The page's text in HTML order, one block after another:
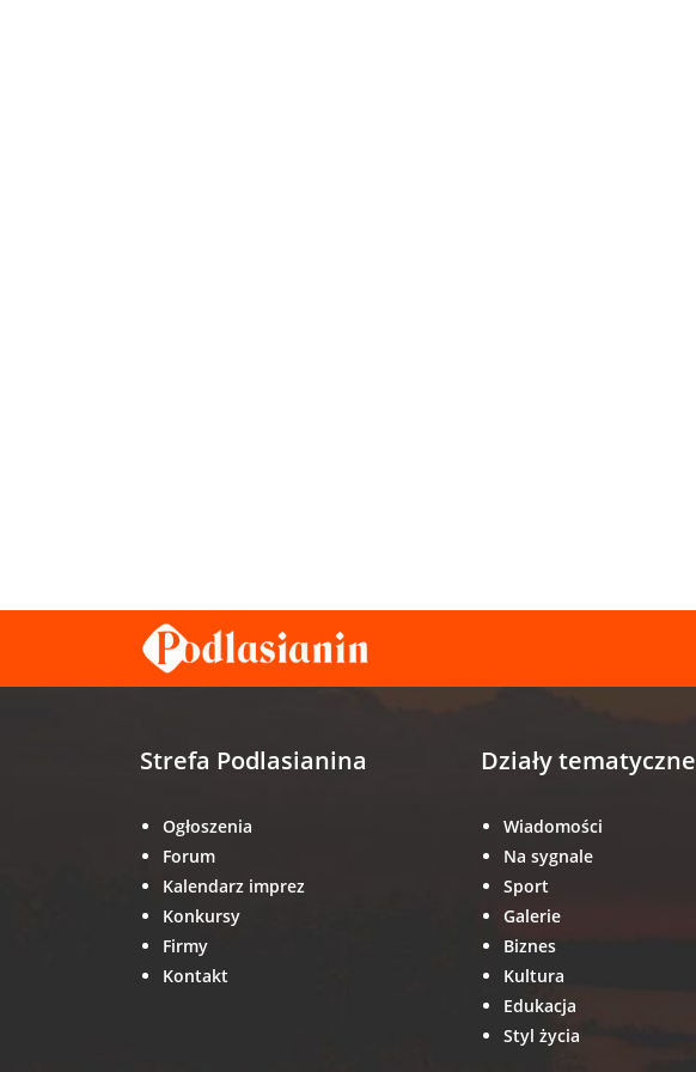
Strefa Podlasianina
Ogłoszenia
Forum
Kalendarz imprez
Konkursy
Firmy
Kontakt
Działy tematyczne
Wiadomości
Na sygnale
Sport
Galerie
Biznes
Kultura
Edukacja
Styl życia